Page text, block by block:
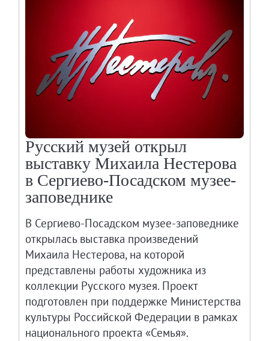
Русский музей открыл
выставку Михаила Нестерова
в Сергиево-Посадском музее-
заповеднике
В Сергиево-Посадском музее-заповеднике
открылась выставка произведений
Михаила Нестерова, на которой
представлены работы художника из
коллекции Русского музея. Проект
подготовлен при поддержке Министерства
культуры Российской Федерации в рамках
национального проекта «Семья».